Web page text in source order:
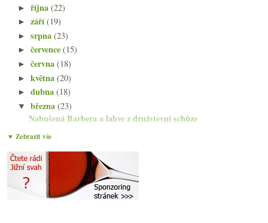
►října(22)
►září(19)
►srpna(23)
►července(15)
►června(18)
►května(20)
►dubna(18)
▼března(23)
Nabušená Barbera a lahve z družstevní schůze
Vinařský zákon, naturálno a Cornelissen, ceny Cham...
Fajn cava a další dvě saké do sbírky
Fino Jarana a levnější repliky populárních vín
Fajn červená Montemercurio z Montepulciana
Moravská vína do Číny, pití z dřeva, příběhy…
▼ Zobrazit vše